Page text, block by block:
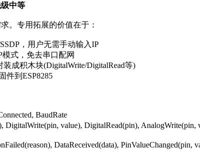
中等
。专用拓展的价值在于：
，用户无需手动输入IP
模式，免去串口配网
成积木块(DigitalWrite/DigitalRead等)
件到ESP8285
BaudRate
DigitalWrite(pin, value), DigitalRead(pin), AnalogWrite(pin,
DataReceived(data), PinValueChanged(pin,